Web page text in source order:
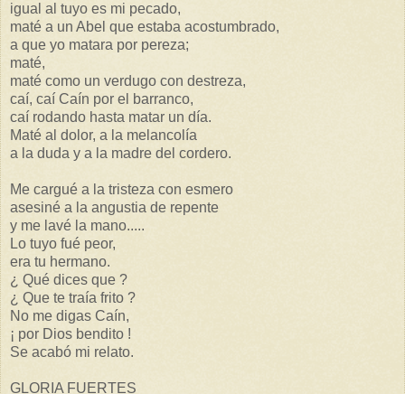
igual al tuyo es mi pecado,
maté a un Abel que estaba acostumbrado,
a que yo matara por pereza;
maté,
maté como un verdugo con destreza,
caí, caí Caín por el barranco,
caí rodando hasta matar un día.
Maté al dolor, a la melancolía
a la duda y a la madre del cordero.
Me cargué a la tristeza con esmero
asesiné a la angustia de repente
y me lavé la mano.....
Lo tuyo fué peor,
era tu hermano.
¿ Qué dices que ?
¿ Que te traía frito ?
No me digas Caín,
¡ por Dios bendito !
Se acabó mi relato.
GLORIA FUERTES